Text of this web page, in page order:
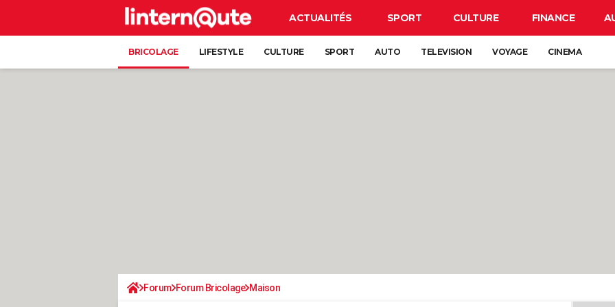
ACTUALITÉS SPORT CULTURE FINANCE
BRICOLAGE LIFESTYLE CULTURE SPORT AUTO TELEVISION VOYAGE CINEMA
Forum Forum Bricolage Maison